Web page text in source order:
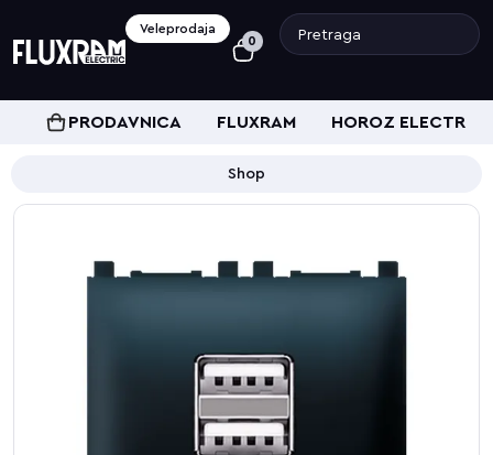
Veleprodaja
0
PRODAVNICA FLUXRAM HOROZ ELECTRIC
Shop